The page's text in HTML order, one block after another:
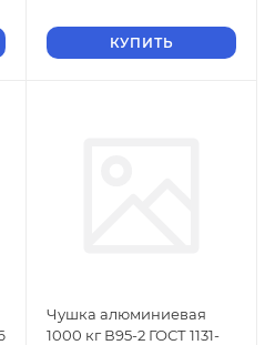
КУПИТЬ
Чушка алюминиевая
1000 кг В95-2 ГОСТ 1131-